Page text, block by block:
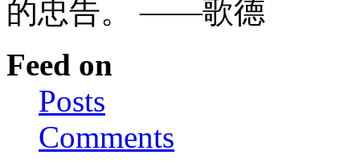
的忠告。 ——歌德
Feed on
Posts
Comments